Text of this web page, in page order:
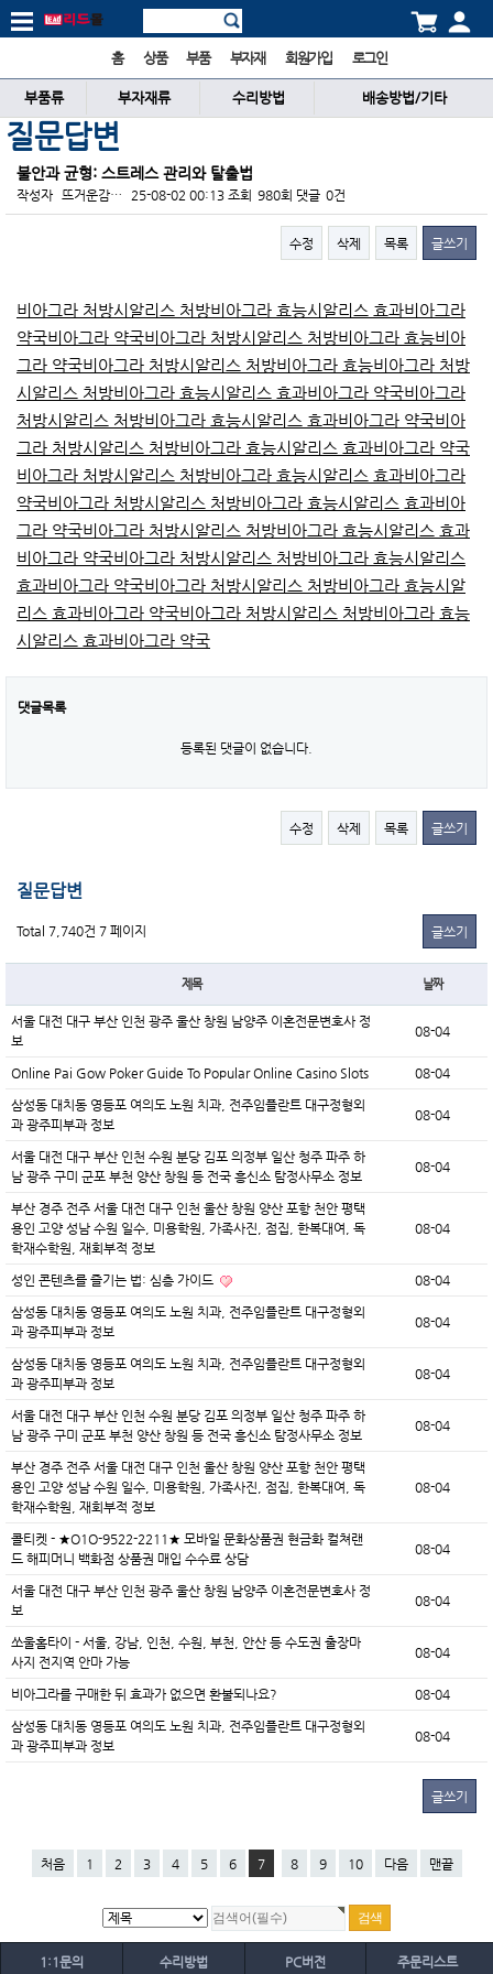
홈 상품 부품 부자재 회원가입 로그인
부품류 부자재류 수리방법 배송방법/기타
질문답변
불안과 균형: 스트레스 관리와 탈출법
작성자 뜨거운감… 25-08-02 00:13 조회 980회 댓글 0건
수정 삭제 목록 글쓰기
비아그라 처방시알리스 처방비아그라 효능시알리스 효과비아그라
약국비아그라 약국비아그라 처방시알리스 처방비아그라 효능비아
그라 약국비아그라 처방시알리스 처방비아그라 효능비아그라 처방
시알리스 처방비아그라 효능시알리스 효과비아그라 약국비아그라
처방시알리스 처방비아그라 효능시알리스 효과비아그라 약국비아
그라 처방시알리스 처방비아그라 효능시알리스 효과비아그라 약국
비아그라 처방시알리스 처방비아그라 효능시알리스 효과비아그라
약국비아그라 처방시알리스 처방비아그라 효능시알리스 효과비아
그라 약국비아그라 처방시알리스 처방비아그라 효능시알리스 효과
비아그라 약국비아그라 처방시알리스 처방비아그라 효능시알리스
효과비아그라 약국비아그라 처방시알리스 처방비아그라 효능시알
리스 효과비아그라 약국비아그라 처방시알리스 처방비아그라 효능
시알리스 효과비아그라 약국
댓글목록
등록된 댓글이 없습니다.
수정 삭제 목록 글쓰기
질문답변
Total 7,740건 7 페이지 글쓰기
제목 날짜
서울 대전 대구 부산 인천 광주 울산 창원 남양주 이혼전문변호사 정
보
08-04
Online Pai Gow Poker Guide To Popular Online Casino Slots 08-04
삼성동 대치동 영등포 여의도 노원 치과, 전주임플란트 대구정형외
과 광주피부과 정보
08-04
서울 대전 대구 부산 인천 수원 분당 김포 의정부 일산 청주 파주 하
남 광주 구미 군포 부천 양산 창원 등 전국 흥신소 탐정사무소 정보
08-04
부산 경주 전주 서울 대전 대구 인천 울산 창원 양산 포항 천안 평택
용인 고양 성남 수원 일수, 미용학원, 가족사진, 점집, 한복대여, 독
학재수학원, 재회부적 정보
08-04
성인 콘텐츠를 즐기는 법: 심층 가이드 08-04
삼성동 대치동 영등포 여의도 노원 치과, 전주임플란트 대구정형외
과 광주피부과 정보
08-04
삼성동 대치동 영등포 여의도 노원 치과, 전주임플란트 대구정형외
과 광주피부과 정보
08-04
서울 대전 대구 부산 인천 수원 분당 김포 의정부 일산 청주 파주 하
남 광주 구미 군포 부천 양산 창원 등 전국 흥신소 탐정사무소 정보
08-04
부산 경주 전주 서울 대전 대구 인천 울산 창원 양산 포항 천안 평택
용인 고양 성남 수원 일수, 미용학원, 가족사진, 점집, 한복대여, 독
학재수학원, 재회부적 정보
08-04
콜티켓 - ★O1O-9522-2211★ 모바일 문화상품권 현금화 컬쳐랜
드 해피머니 백화점 상품권 매입 수수료 상담
08-04
서울 대전 대구 부산 인천 광주 울산 창원 남양주 이혼전문변호사 정
보
08-04
쏘울홈타이 - 서울, 강남, 인천, 수원, 부천, 안산 등 수도권 출장마
사지 전지역 안마 가능
08-04
비아그라를 구매한 뒤 효과가 없으면 환불되나요? 08-04
삼성동 대치동 영등포 여의도 노원 치과, 전주임플란트 대구정형외
과 광주피부과 정보
08-04
글쓰기
처음 1 2 3 4 5 6 7 8 9 10 다음 맨끝
1:1문의 수리방법 PC버전 주문리스트